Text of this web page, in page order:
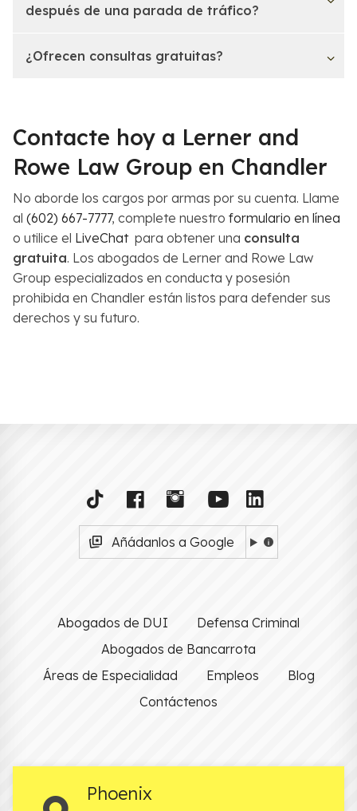
después de una parada de tráfico?
¿Ofrecen consultas gratuitas?
Contacte hoy a Lerner and
Rowe Law Group en Chandler
No aborde los cargos por armas por su cuenta. Llame
al (602) 667-7777, complete nuestro formulario en línea
o utilice el LiveChatpara obtener una consulta
gratuita. Los abogados de Lerner and Rowe Law
Group especializados en conducta y posesión
prohibida en Chandler están listos para defender sus
derechos y su futuro.
Añádanlos a Google
Abogados de DUI
Defensa Criminal
Abogados de Bancarrota
Áreas de Especialidad
Empleos
Blog
Contáctenos
Phoenix